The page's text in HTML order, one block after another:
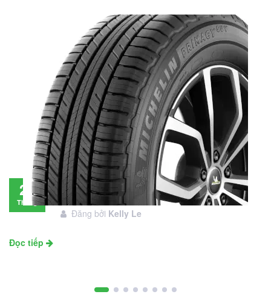
28
Tháng
Đánh giá lốp Michelin Primacy SUV: Đáng
đầu tư không?
Đăng bởi Kelly Le
Đọc tiếp